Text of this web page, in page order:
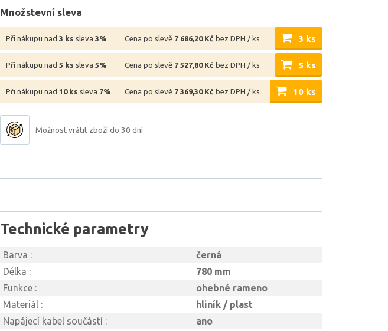
Množstevní sleva
Při nákupu nad 3 ks sleva 3% Cena po slevě 7 686,20 Kč bez DPH / ks 3 ks
Při nákupu nad 5 ks sleva 5% Cena po slevě 7 527,80 Kč bez DPH / ks 5 ks
Při nákupu nad 10 ks sleva 7% Cena po slevě 7 369,30 Kč bez DPH / ks 10 ks
Možnost vrátit zboží do 30 dní
Technické parametry
Barva :
černá
Délka :
780 mm
Funkce :
ohebné rameno
Materiál :
hliník / plast
Napájecí kabel součástí :
ano